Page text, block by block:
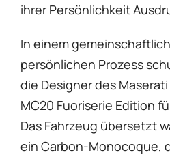
ihrer Persönlichkeit
In einem
persönlichen Prozess
die Designer des
MC20 Fuoriserie Edition
Das Fahrzeug übersetzt
ein Carbon-Monocoque,